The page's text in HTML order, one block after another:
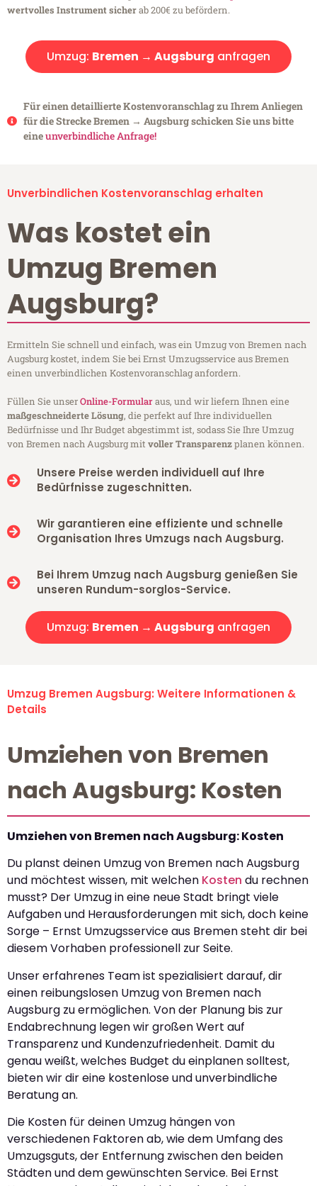
wertvolles Instrument sicherab 200€ zu befördern.
Umzug: Bremen → Augsburg anfragen
Für einen detaillierte Kostenvoranschlag zu Ihrem Anliegen
für die Strecke Bremen → Augsburg schicken Sie uns bitte
eineunverbindliche Anfrage!
Unverbindlichen Kostenvoranschlag erhalten
Was kostet ein
Umzug Bremen
Augsburg?
Ermitteln Sie schnell und einfach, was ein Umzug von Bremen nach
Augsburg kostet, indem Sie bei Ernst Umzugsservice aus Bremen
einen unverbindlichen Kostenvoranschlag anfordern.
Füllen Sie unserOnline-Formularaus, und wir liefern Ihnen eine
maßgeschneiderte Lösung, die perfekt auf Ihre individuellen
Bedürfnisse und Ihr Budget abgestimmt ist, sodass Sie Ihre Umzug
von Bremen nach Augsburg mitvoller Transparenzplanen können.
Unsere Preise werden individuell auf Ihre
Bedürfnisse zugeschnitten.
Wir garantieren eine effiziente und schnelle
Organisation Ihres Umzugs nach Augsburg.
Bei Ihrem Umzug nach Augsburg genießen Sie
unseren Rundum-sorglos-Service.
Umzug: Bremen → Augsburg anfragen
Umzug Bremen Augsburg: Weitere Informationen &
Details
Umziehen von Bremen
nach Augsburg: Kosten
Umziehen von Bremen nach Augsburg: Kosten
Du planst deinen Umzug von Bremen nach Augsburg
und möchtest wissen, mit welchen Kosten du rechnen
musst? Der Umzug in eine neue Stadt bringt viele
Aufgaben und Herausforderungen mit sich, doch keine
Sorge – Ernst Umzugsservice aus Bremen steht dir bei
diesem Vorhaben professionell zur Seite.
Unser erfahrenes Team ist spezialisiert darauf, dir
einen reibungslosen Umzug von Bremen nach
Augsburg zu ermöglichen. Von der Planung bis zur
Endabrechnung legen wir großen Wert auf
Transparenz und Kundenzufriedenheit. Damit du
genau weißt, welches Budget du einplanen solltest,
bieten wir dir eine kostenlose und unverbindliche
Beratung an.
Die Kosten für deinen Umzug hängen von
verschiedenen Faktoren ab, wie dem Umfang des
Umzugsguts, der Entfernung zwischen den beiden
Städten und dem gewünschten Service. Bei Ernst